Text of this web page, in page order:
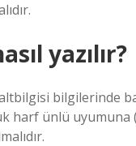
yazılır?
bilgilerinde
ünlü uyumuna